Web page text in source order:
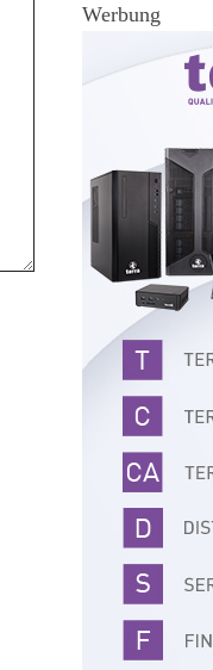
Werbung